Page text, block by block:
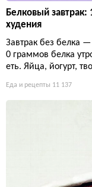
Белковый
худения
Завтрак без белка
0 граммов белка
еть. Яйца, йогурт,
Еда и рецепты 11 137